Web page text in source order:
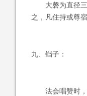
大磬为直径三
之，凡住持或尊
九、铛子：
法会唱赞时，